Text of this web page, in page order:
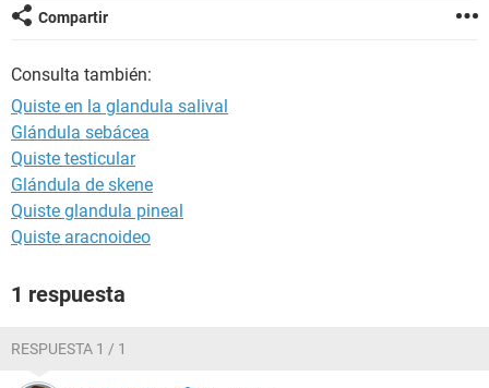
SEXUALIDAD
GLOSARIO
Compartir
Consulta también:
Quiste en la glandula salival
Glándula sebácea
Quiste testicular
Glándula de skene
Quiste glandula pineal
Quiste aracnoideo
1 respuesta
RESPUESTA 1 / 1